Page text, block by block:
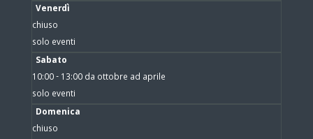
Venerdì
chiuso
solo eventi
Sabato
10:00 - 13:00 da ottobre ad aprile
solo eventi
Domenica
chiuso